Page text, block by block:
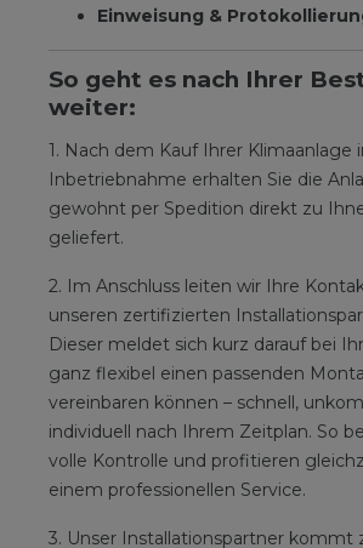
Einweisung &
So geht es nach Ihrer
weiter:
1. Nach dem Kauf Ihrer Klimaanlage
Inbetriebnahme erhalten Sie die
gewohnt per Spedition direkt zu
geliefert.
2. Im Anschluss leiten wir Ihre
unseren zertifizierten
Dieser meldet sich kurz darauf bei
ganz flexibel einen passenden
vereinbaren können – schnell,
individuell nach Ihrem Zeitplan. So
volle Kontrolle und profitieren
einem professionellen Service.
3. Unser Installationspartner kommt